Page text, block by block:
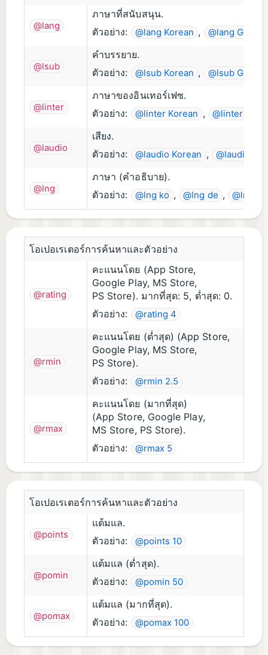
@lang
ภาษาที่สนับสนุน.
ตัวอย่าง:
@lang Korean , @lang
@lsub
คำบรรยาย.
ตัวอย่าง:
@lsub Korean , @lsub
@linter
ภาษาของอินเทอร์เฟซ.
ตัวอย่าง:
@linter Korean , @linter
@laudio
เสียง.
ตัวอย่าง:
@laudio Korean , @laudio
@lng
ภาษา (คำอธิบาย).
ตัวอย่าง:
@lng ko , @lng de , @lng ru
โอเปอเรเตอร์การค้นหาและตัวอย่าง
@rating
คะแนนโดย (App Store,
Google Play, MS Store,
PS Store). มากที่สุด: 5, ต่ำสุด: 0.
ตัวอย่าง:
@rating 4
@rmin
คะแนนโดย (ต่ำสุด) (App Store,
Google Play, MS Store,
PS Store).
ตัวอย่าง:
@rmin 2.5
@rmax
คะแนนโดย (มากที่สุด)
(App Store, Google Play,
MS Store, PS Store).
ตัวอย่าง:
@rmax 5
โอเปอเรเตอร์การค้นหาและตัวอย่าง
@points
แต้มแล.
ตัวอย่าง:
@points 10
@pomin
แต้มแล (ต่ำสุด).
ตัวอย่าง:
@pomin 50
@pomax
แต้มแล (มากที่สุด).
ตัวอย่าง:
@pomax 100